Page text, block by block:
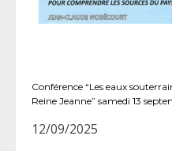
Conférence “Les eaux
Reine Jeanne” samedi 13
12/09/2025